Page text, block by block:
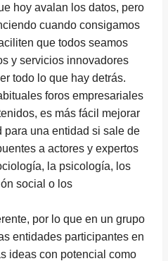
hoy avalan los datos, pero
cuando consigamos
que todos seamos
y servicios innovadores
todo lo que hay detrás.
foros empresariales
es más fácil mejorar
para una entidad si sale de
a actores y expertos
la psicología, los
social o los
por lo que en un grupo
entidades participantes en
ideas con potencial como